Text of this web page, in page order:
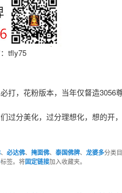
tfly75
打，花粉版本，当年仅督造3056
过分美化，过分理想化，想的开
、 必达佛、 掩面佛、 泰国佛牌、 龙婆多分类
标签。将固定链接加入收藏夹。